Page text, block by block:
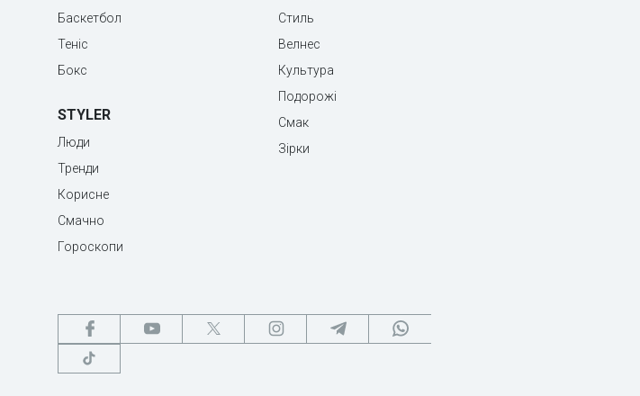
Баскетбол
Теніс
Бокс
STYLER
Люди
Тренди
Корисне
Смачно
Гороскопи
Стиль
Велнес
Культура
Подорожі
Смак
Зірки